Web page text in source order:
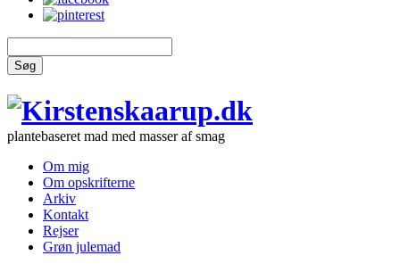
Søg
plantebaseret mad med masser af smag
Om mig
Om opskrifterne
Arkiv
Kontakt
Rejser
Grøn julemad